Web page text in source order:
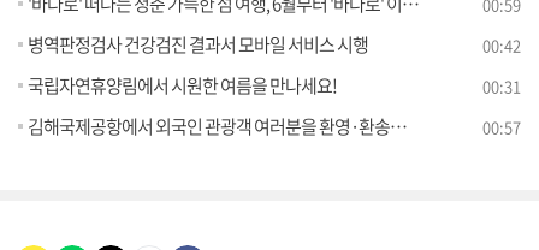
병역판정검사 건강검진 결과서 모바일 서비스 시행 00:42
국립자연휴양림에서 시원한 여름을 만나세요! 00:31
김해국제공항에서 외국인 관광객 여러분을 환영·환송합니다 00:57